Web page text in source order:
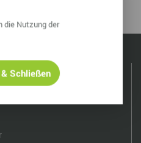
Gesundheit & Wellness
die Nutzung der
Schließen